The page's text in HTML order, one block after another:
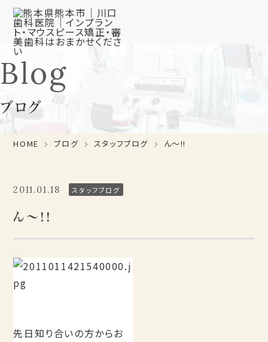
Blog
ブログ
HOME ブログ スタッフブログ ん～!!
2011.01.18 スタッフブログ
ん～!!
先日知り合いの方からお